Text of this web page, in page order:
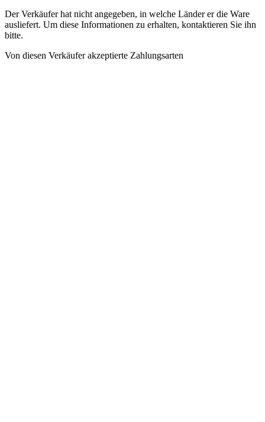
Der Verkäufer hat nicht angegeben, in welche Länder er die Ware
ausliefert. Um diese Informationen zu erhalten, kontaktieren Sie ihn
bitte.
Von diesen Verkäufer akzeptierte Zahlungsarten